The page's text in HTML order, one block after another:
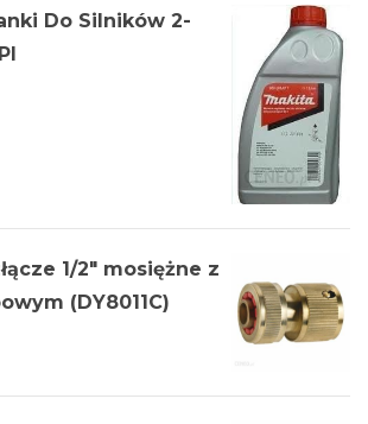
Do Silników 2-
1/2" mosiężne z
(DY8011C)